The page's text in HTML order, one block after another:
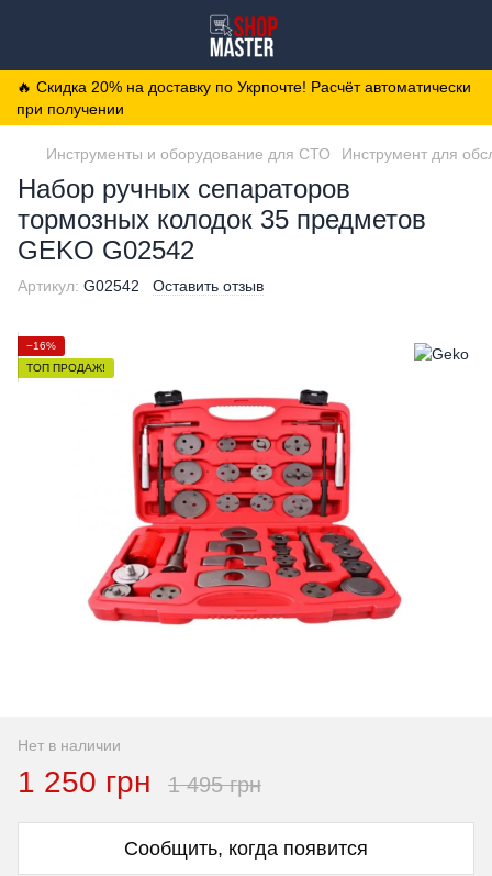
🔥 Скидка 20% на доставку по Укрпочте! Расчёт автоматически
при получении
Инструменты и оборудование для СТО Инструмент для
Набор ручных сепараторов
тормозных колодок 35 предметов
GEKO G02542
Артикул: G02542 Оставить отзыв
−16%
ТОП ПРОДАЖ!
Нет в наличии
1 250 грн 1 495 грн
Сообщить, когда появится